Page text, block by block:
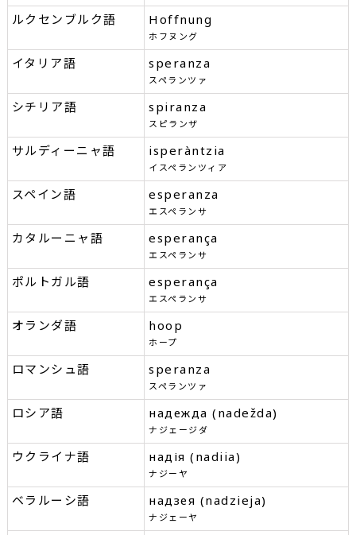
ルクセンブルク語 Hoffnung
ホフヌング
イタリア語 speranza
スペランツァ
シチリア語 spiranza
スピランザ
サルディーニャ語 isperàntzia
イスペランツィア
スペイン語 esperanza
エスペランサ
カタルーニャ語 esperança
エスペランサ
ポルトガル語 esperança
エスペランサ
オランダ語 hoop
ホープ
ロマンシュ語 speranza
スペランツァ
ロシア語 надежда (nadežda)
ナジェージダ
ウクライナ語 надія (nadiia)
ナジーヤ
ベラルーシ語 надзея (nadzieja)
ナジェーヤ